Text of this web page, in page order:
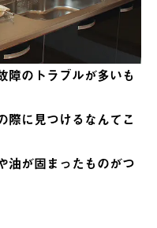
障のトラブルが多いも
際に見つけるなんてこ
油が固まったものがつ